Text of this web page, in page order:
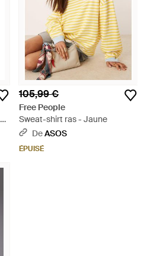
105,99 €
Free People
Sweat-shirt ras - Jaune
DeASOS
ÉPUISÉ